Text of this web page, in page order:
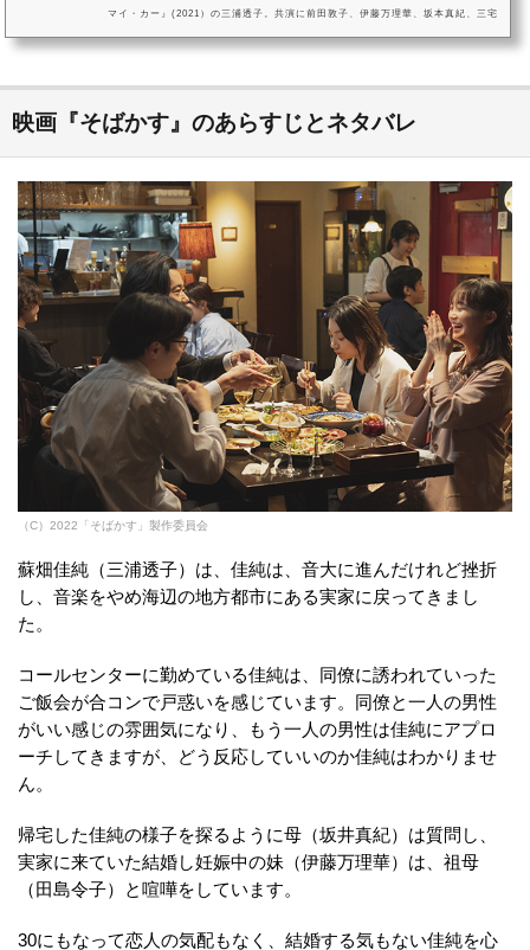
マイ・カー』(2021）の三浦透子。共演に前田敦子、伊藤万理華、坂本真紀、三宅
映画『そばかす』のあらすじとネタバレ
（C）2022「そばかす」製作委員会
蘇畑佳純（三浦透子）は、佳純は、音大に進んだけれど挫折
し、音楽をやめ海辺の地方都市にある実家に戻ってきまし
た。
コールセンターに勤めている佳純は、同僚に誘われていった
ご飯会が合コンで戸惑いを感じています。同僚と一人の男性
がいい感じの雰囲気になり、もう一人の男性は佳純にアプロ
ーチしてきますが、どう反応していいのか佳純はわかりませ
ん。
帰宅した佳純の様子を探るように母（坂井真紀）は質問し、
実家に来ていた結婚し妊娠中の妹（伊藤万理華）は、祖母
（田島令子）と喧嘩をしています。
30にもなって恋人の気配もなく、結婚する気もない佳純を心